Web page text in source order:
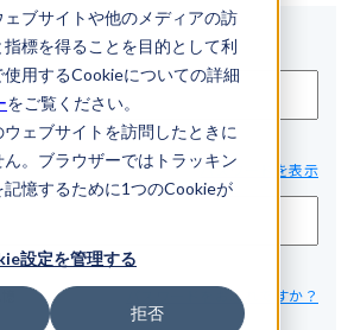
ブサイトや他のメディアの訪
標を得ることを目的として利
用するCookieについての詳細
をご覧ください。
ェブサイトを訪問したときに
。ブラウザーではトラッキン
憶するために1つのCookieが
設定を管理する
拒否
パスワードを表示
パスワードをお忘れですか？